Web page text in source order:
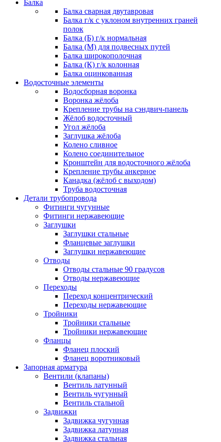
Балка
Балка сварная двутавровая
Балка г/к с уклоном внутренних граней
полок
Балка (Б) г/к нормальная
Балка (М) для подвесных путей
Балка широкополочная
Балка (К) г/к колонная
Балка оцинкованная
Водосточные элементы
Водосборная воронка
Воронка жёлоба
Крепление трубы на сэндвич-панель
Жёлоб водосточный
Угол жёлоба
Заглушка жёлоба
Колено сливное
Колено соединительное
Кронштейн для водосточного жёлоба
Крепление трубы анкерное
Канадка (жёлоб с выходом)
Труба водосточная
Детали трубопровода
Фитинги чугунные
Фитинги нержавеющие
Заглушки
Заглушки стальные
Фланцевые заглушки
Заглушки нержавеющие
Отводы
Отводы стальные 90 градусов
Отводы нержавеющие
Переходы
Переход концентрический
Переходы нержавеющие
Тройники
Тройники стальные
Тройники нержавеющие
Фланцы
Фланец плоский
Фланец воротниковый
Запорная арматура
Вентили (клапаны)
Вентиль латунный
Вентиль чугунный
Вентиль стальной
Задвижки
Задвижка чугунная
Задвижка латунная
Задвижка стальная